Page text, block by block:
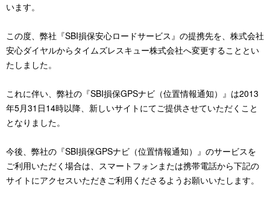
います。
この度、弊社『SBI損保安心ロードサービス』の提携先を、株式会社
安心ダイヤルからタイムズレスキュー株式会社へ変更することとい
たしました。
これに伴い、弊社の『SBI損保GPSナビ（位置情報通知）』は2013
年5月31日14時以降、新しいサイトにてご提供させていただくこと
となりました。
今後、弊社の『SBI損保GPSナビ（位置情報通知）』のサービスを
ご利用いただく場合は、スマートフォンまたは携帯電話から下記の
サイトにアクセスいただきご利用くださるようお願いいたします。